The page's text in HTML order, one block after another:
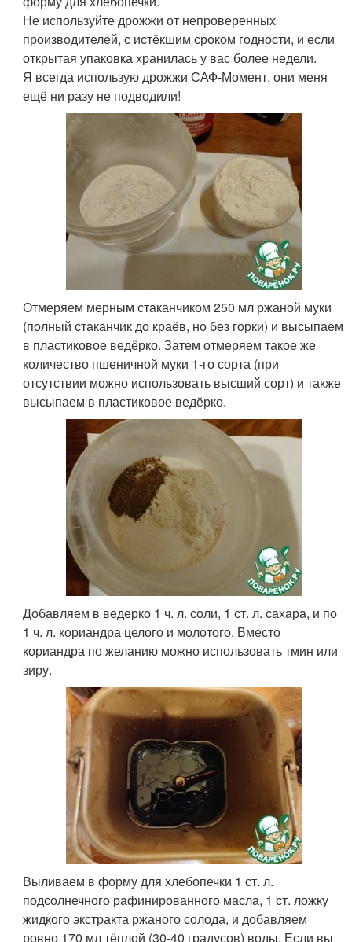
Не используйте дрожжи от непроверенных
производителей, с истёкшим сроком годности, и если
открытая упаковка хранилась у вас более недели.
Я всегда использую дрожжи САФ-Момент, они меня
ещё ни разу не подводили!
Отмеряем мерным стаканчиком 250 мл ржаной муки
(полный стаканчик до краёв, но без горки) и высыпаем
в пластиковое ведёрко. Затем отмеряем такое же
количество пшеничной муки 1-го сорта (при
отсутствии можно использовать высший сорт) и также
высыпаем в пластиковое ведёрко.
Добавляем в ведерко 1 ч. л. соли, 1 ст. л. сахара, и по
1 ч. л. кориандра целого и молотого. Вместо
кориандра по желанию можно использовать тмин или
зиру.
Выливаем в форму для хлебопечки 1 ст. л.
подсолнечного рафинированного масла, 1 ст. ложку
жидкого экстракта ржаного солода, и добавляем
ровно 170 мл тёплой (30-40 градусов) воды. Если вы